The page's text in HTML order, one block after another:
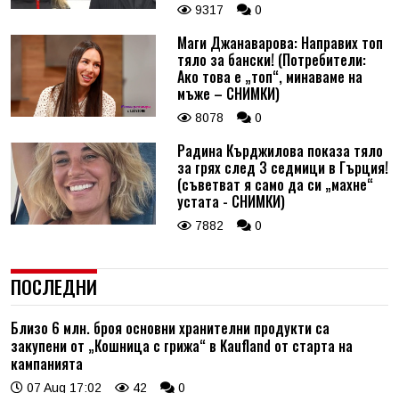
9317 0
Маги Джанаварова: Направих топ
тяло за бански! (Потребители:
Ако това е „топ“, минаваме на
мъже – СНИМКИ)
8078 0
Радина Кърджилова показа тяло
за грях след 3 седмици в Гърция!
(съветват я само да си „махне“
устата - СНИМКИ)
7882 0
ПОСЛЕДНИ
Близо 6 млн. броя основни хранителни продукти са
закупени от „Кошница с грижа“ в Kaufland от старта на
кампанията
07 Aug 17:02 42 0